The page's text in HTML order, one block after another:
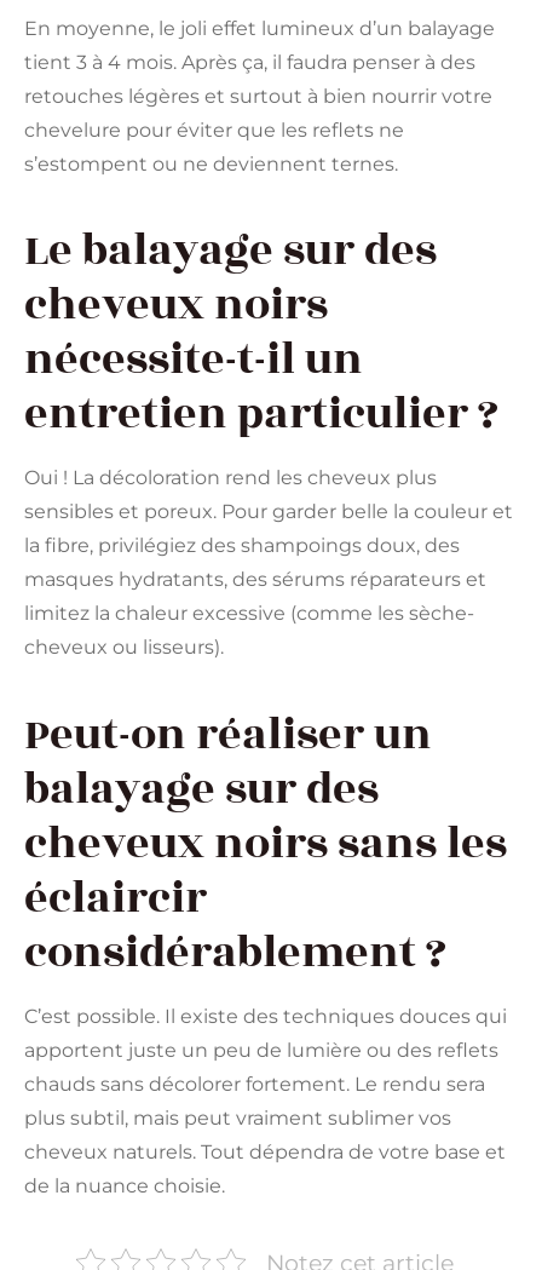
En moyenne, le joli effet lumineux d’un balayage
tient 3 à 4 mois. Après ça, il faudra penser à des
retouches légères et surtout à bien nourrir votre
chevelure pour éviter que les reflets ne
s’estompent ou ne deviennent ternes.
Le balayage sur des
cheveux noirs
nécessite-t-il un
entretien particulier ?
Oui ! La décoloration rend les cheveux plus
sensibles et poreux. Pour garder belle la couleur et
la fibre, privilégiez des shampoings doux, des
masques hydratants, des sérums réparateurs et
limitez la chaleur excessive (comme les sèche-
cheveux ou lisseurs).
Peut-on réaliser un
balayage sur des
cheveux noirs sans les
éclaircir
considérablement ?
C’est possible. Il existe des techniques douces qui
apportent juste un peu de lumière ou des reflets
chauds sans décolorer fortement. Le rendu sera
plus subtil, mais peut vraiment sublimer vos
cheveux naturels. Tout dépendra de votre base et
de la nuance choisie.
Notez cet article